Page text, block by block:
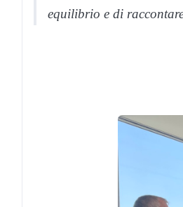
equilibrio e di